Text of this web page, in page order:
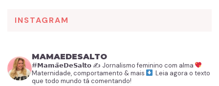
INSTAGRAM
MAMAEDESALTO
#𝗠𝗮𝗺𝗮̃𝗲𝗗𝗲𝗦𝗮𝗹𝘁𝗼 ✍️ Jornalismo feminino com alma
Maternidade, comportamento & mais
Leia agora o texto
que todo mundo tá comentando!